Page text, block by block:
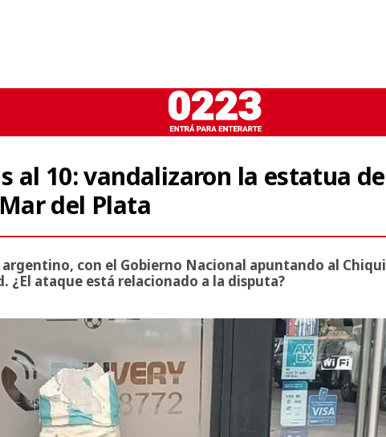
al 10: vandalizaron la estatua de
del Plata
con el Gobierno Nacional apuntando al Chiqui
¿El ataque está relacionado a la disputa?